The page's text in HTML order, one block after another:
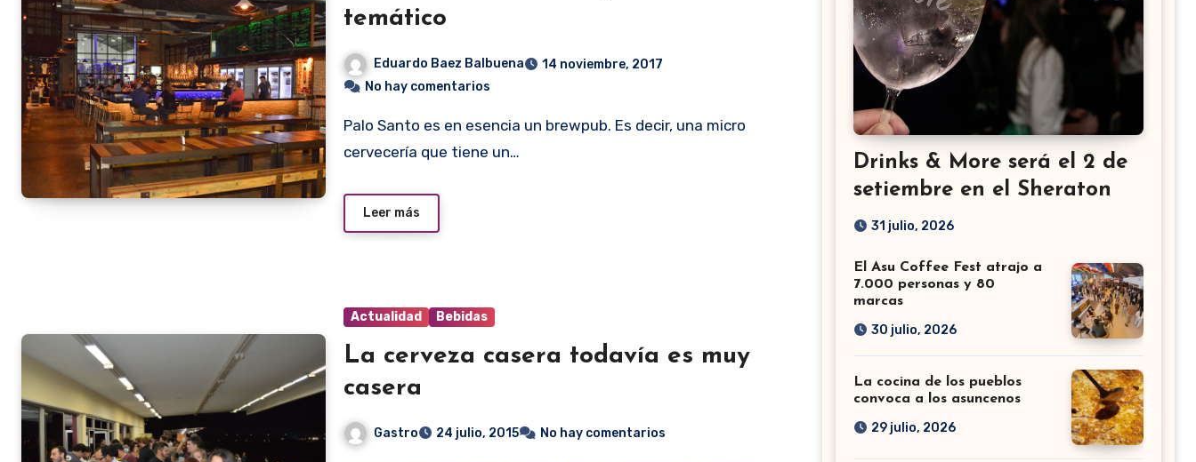
temático
Eduardo Baez Balbuena
14 noviembre, 2017
No hay comentarios
Palo Santo es en esencia un brewpub. Es decir, una micro
cervecería que tiene un…
Leer más
Actualidad Bebidas
La cerveza casera todavía es muy
casera
Gastro 24 julio, 2015 No hay comentarios
Drinks & More será el 2 de
setiembre en el Sheraton
31 julio, 2026
El Asu Coffee Fest atrajo a
7.000 personas y 80
marcas
30 julio, 2026
La cocina de los pueblos
convoca a los asuncenos
29 julio, 2026